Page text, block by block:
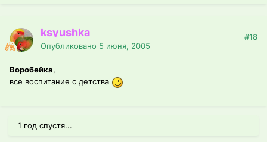
ksyushka
Опубликовано 5 июня, 2005
#18
Воробейка,
все воспитание с детства
1 год спустя...